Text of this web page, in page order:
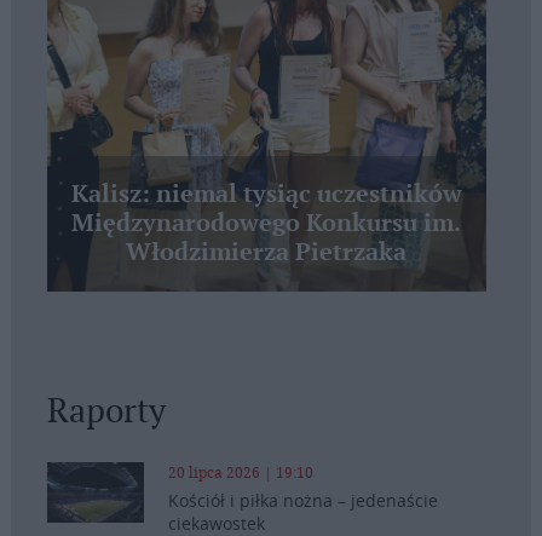
Kalisz: niemal tysiąc uczestników
Międzynarodowego Konkursu im.
Włodzimierza Pietrzaka
Raporty
20 lipca 2026 | 19:10
Kościół i piłka nożna – jedenaście
ciekawostek